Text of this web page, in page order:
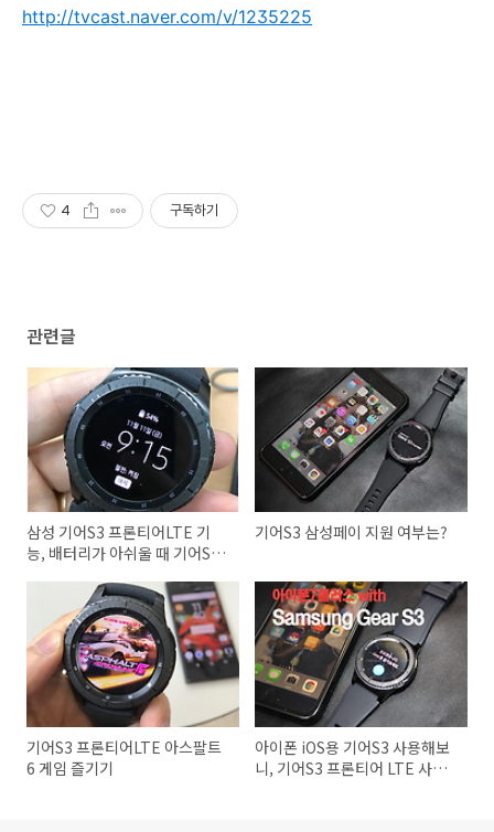
http://tvcast.naver.com/v/1235225
4 구독하기
관련글
삼성 기어S3 프론티어LTE 기
능, 배터리가 아쉬울 때 기어S3
기어S3 삼성페이 지원 여부는?
기어S3 프론티어LTE 아스팔트
6 게임 즐기기
아이폰 iOS용 기어S3 사용해보
니, 기어S3 프론티어 LTE 사용